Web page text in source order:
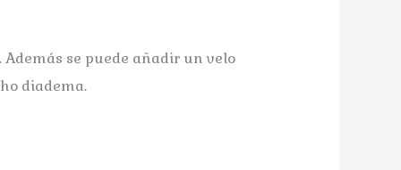
se puede añadir un velo
diadema.